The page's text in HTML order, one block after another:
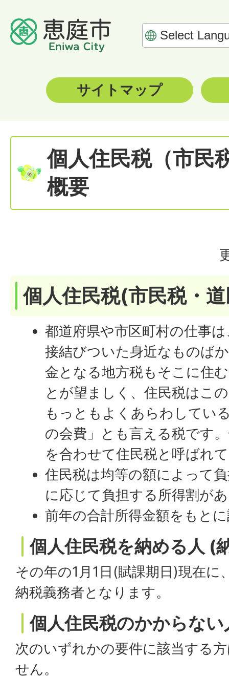
サイトマップ
個人住民税（市民
概要
個人住民税(市民税・
都道府県や市区町村の仕事
接結びついた身近なものば
金となる地方税もそこに住
とが望ましく、住民税はこ
もっともよくあらわしてい
の会費」とも言える税です
を合わせて住民税と呼ばれ
住民税は均等の額によって
に応じて負担する所得割が
前年の合計所得金額をもと
個人住民税を納める人 (
その年の1月1日(賦課期日)現在に
納税義務者となります。
個人住民税のかからな
次のいずれかの要件に該当する
せん。